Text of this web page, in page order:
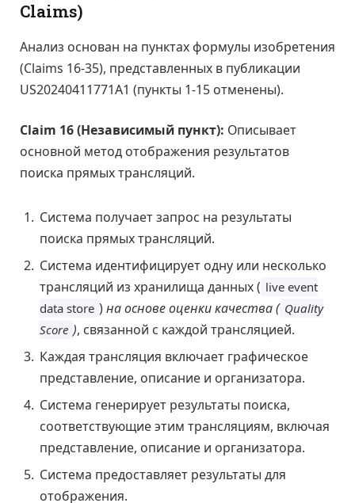
Claims)
Анализ основан на пунктах формулы изобретения
(Claims 16-35), представленных в публикации
US20240411771A1 (пункты 1-15 отменены).
Claim 16 (Независимый пункт): Описывает
основной метод отображения результатов
поиска прямых трансляций.
Система получает запрос на результаты
поиска прямых трансляций.
Система идентифицирует одну или несколько
трансляций из хранилища данных ( live event
data store )на основе оценки качества ( Quality
Score ), связанной с каждой трансляцией.
Каждая трансляция включает графическое
представление, описание и организатора.
Система генерирует результаты поиска,
соответствующие этим трансляциям, включая
представление, описание и организатора.
Система предоставляет результаты для
отображения.